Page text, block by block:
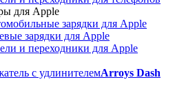
для Apple
зарядки для Apple
зарядки для Apple
и переходники для Apple
с удлинителемArroys Dash